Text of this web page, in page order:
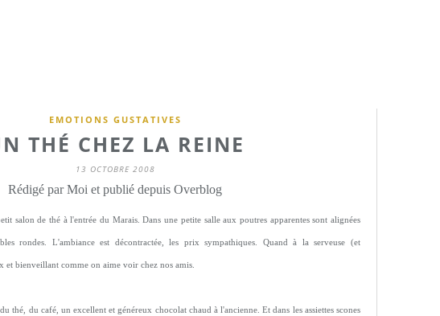
EMOTIONS GUSTATIVES
THÉ CHEZ LA REINE
13 OCTOBRE 2008
Rédigé par Moi et publié depuis Overblog
salon de thé à l'entrée du Marais. Dans une petite salle aux poutres apparentes sont alignées
rondes. L'ambiance est décontractée, les prix sympathiques. Quand à la serveuse (et
et bienveillant comme on aime voir chez nos amis.
thé, du café, un excellent et généreux chocolat chaud à l'ancienne. Et dans les assiettes scones